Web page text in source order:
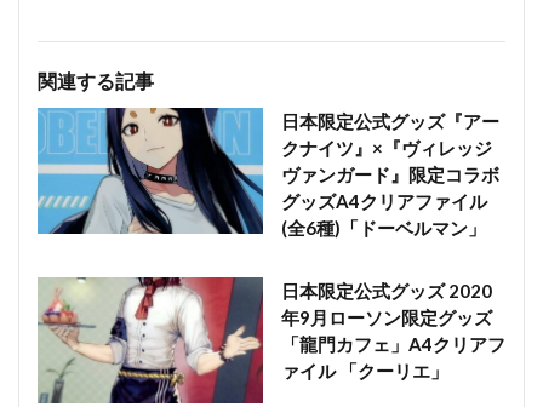
関連する記事
日本限定公式グッズ『アー
クナイツ』×『ヴィレッジ
ヴァンガード』限定コラボ
グッズA4クリアファイル
(全6種)「ドーベルマン」
日本限定公式グッズ 2020
年9月ローソン限定グッズ
「龍門カフェ」A4クリアフ
ァイル 「クーリエ」